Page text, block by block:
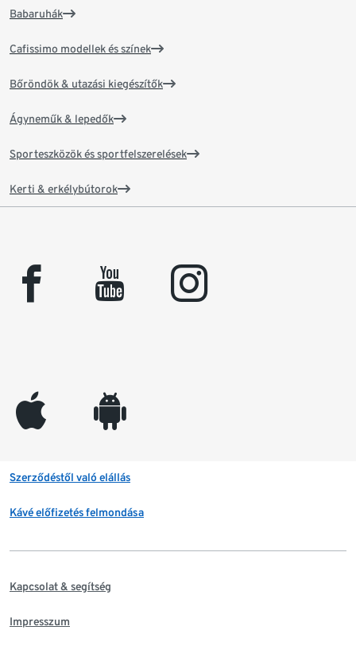
Babaruhák
Cafissimo modellek és színek
Bőröndök & utazási kiegészítők
Ágyneműk & lepedők
Sporteszközök és sportfelszerelések
Kerti & erkélybútorok
facebook youtube instagram
appleinc android
Szerződéstől való elállás
Kávé előfizetés felmondása
Kapcsolat & segítség
Impresszum